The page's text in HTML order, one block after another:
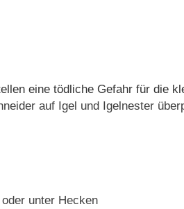
eine tödliche Gefahr für die
auf Igel und Igelnester
unter Hecken